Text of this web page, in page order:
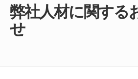
弊社人材に関する
せ